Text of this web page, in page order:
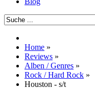
Home »
Reviews »
Alben / Genres »
Rock / Hard Rock »
Houston - s/t